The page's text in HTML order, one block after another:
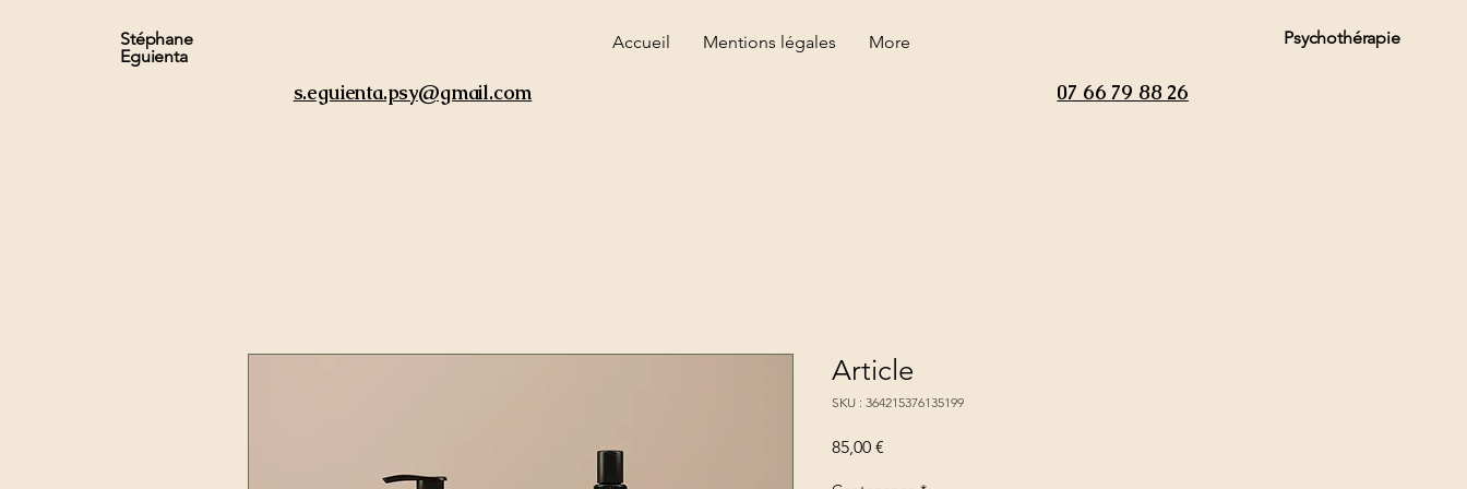
Stéphane
Eguienta
s.eguienta.psy@gmail.com 07 66 79 88 26
Psychothérapie
Accueil Mentions légales More
Article
SKU : 364215376135199
85,00 €